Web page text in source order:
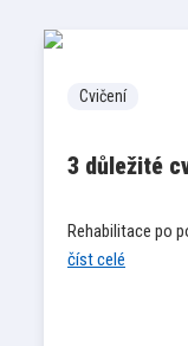
Cvičení
3 důležité
Rehabilitace po
číst celé